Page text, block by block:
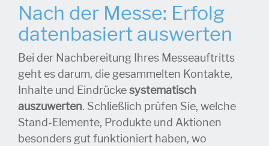
Nach der Messe: Erfolg
datenbasiert auswerten
Bei der Nachbereitung Ihres Messeauftritts
geht es darum, die gesammelten Kontakte,
Inhalte und Eindrückesystematisch
auszuwerten. Schließlich prüfen Sie, welche
Stand-Elemente, Produkte und Aktionen
besonders gut funktioniert haben, wo